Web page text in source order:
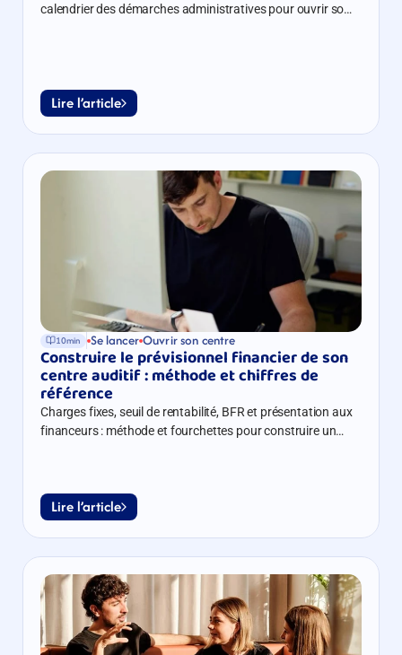
calendrier des démarches administratives pour ouvrir son
Lire l’article
10min Se lancer Ouvrir son centre
Construire le prévisionnel financier de son
centre auditif : méthode et chiffres de
référence
Charges fixes, seuil de rentabilité, BFR et présentation aux
financeurs : méthode et fourchettes pour construire un
Lire l’article